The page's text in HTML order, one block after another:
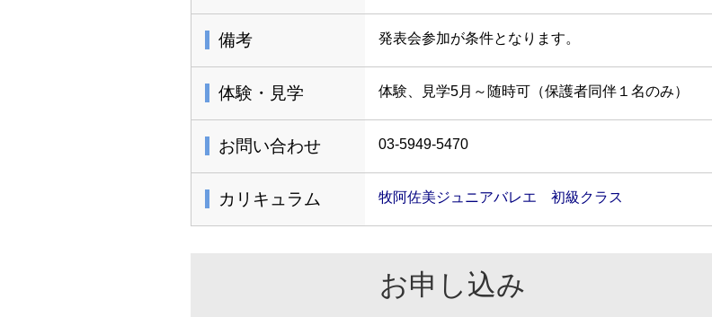
備考 発表会参加が条件となります。
体験・見学 体験、見学5月～随時可（保護者同伴１名のみ）
お問い合わせ 03-5949-5470
カリキュラム 牧阿佐美ジュニアバレエ 初級クラス
お申し込み